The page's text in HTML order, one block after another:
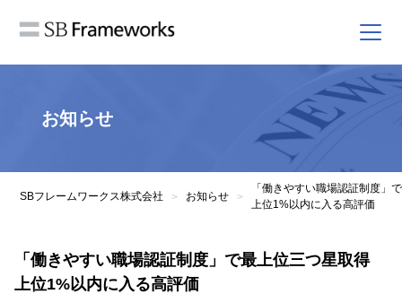
お知らせ
SBフレームワークス株式会社 > お知らせ >
「働きやすい職場認証制度」
上位1%以内に入る高評価
「働きやすい職場認証制度」で最上位三つ星取得
上位1%以内に入る高評価